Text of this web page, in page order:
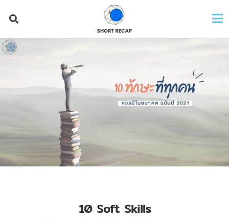
10 Soft Skills